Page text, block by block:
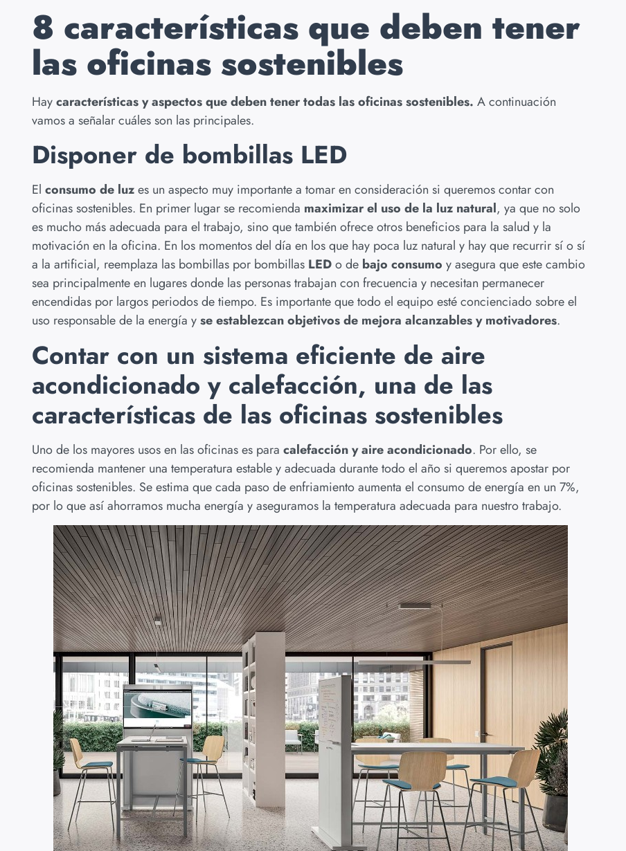
8 características que deben tener
las oficinas sostenibles
Haycaracterísticas y aspectos que deben tener todas las oficinas sostenibles. A continuación
vamos a señalar cuáles son las principales.
Disponer de bombillas LED
El consumo de luzes un aspecto muy importante a tomar en consideración si queremos contar con
oficinas sostenibles. En primer lugar se recomienda maximizar el uso de la luz natural, ya que no solo
es mucho más adecuada para el trabajo, sino que también ofrece otros beneficios para la salud y la
motivación en la oficina. En los momentos del día en los que hay poca luz natural y hay que recurrir sí o sí
a la artificial, reemplaza las bombillas por bombillas LEDo de bajo consumo y asegura que este cambio
sea principalmente en lugares donde las personas trabajan con frecuencia y necesitan permanecer
encendidas por largos periodos de tiempo. Es importante que todo el equipo esté concienciado sobre el
uso responsable de la energía yse establezcan objetivos de mejora alcanzables y motivadores.
Contar con un sistema eficiente de aire
acondicionado y calefacción, una de las
características de las oficinas sostenibles
Uno de los mayores usos en las oficinas es para calefacción y aire acondicionado. Por ello, se
recomienda mantener una temperatura estable y adecuada durante todo el año si queremos apostar por
oficinas sostenibles. Se estima que cada paso de enfriamiento aumenta el consumo de energía en un 7%,
por lo que así ahorramos mucha energía y aseguramos la temperatura adecuada para nuestro trabajo.